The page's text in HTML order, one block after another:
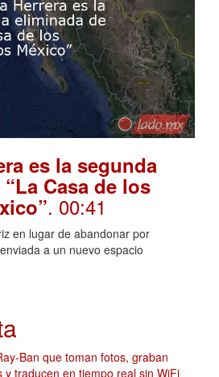
es la segunda
Casa de los
. 00:41
en lugar de abandonar por
a un nuevo espacio